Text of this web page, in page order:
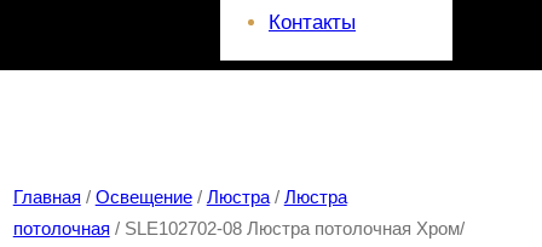
Контакты
Главная / Освещение/ Люстра/ Люстра
потолочная / SLE102702-08 Люстра потолочная Хром/